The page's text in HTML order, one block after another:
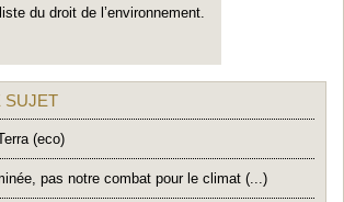
du droit de l’environnement.
SUJET
(eco)
pas notre combat pour le climat (...)